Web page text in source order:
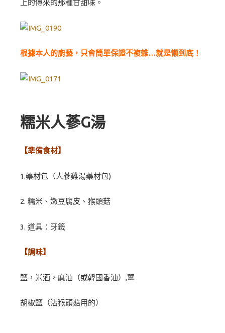
上的傳來的那種甘甜味。
根據本人的廚藝，只會簡單保證不複雜…就是懶到底！
糯米人蔘G湯
【準備食材】
1.藥材包（人蔘雞湯藥材包)
2. 糯米、嫩豆腐皮、猴頭菇
3. 道具：牙籤
【調味】
鹽，米酒，麻油（或韓國香油）,薑
胡椒鹽（沾猴頭菇用的）